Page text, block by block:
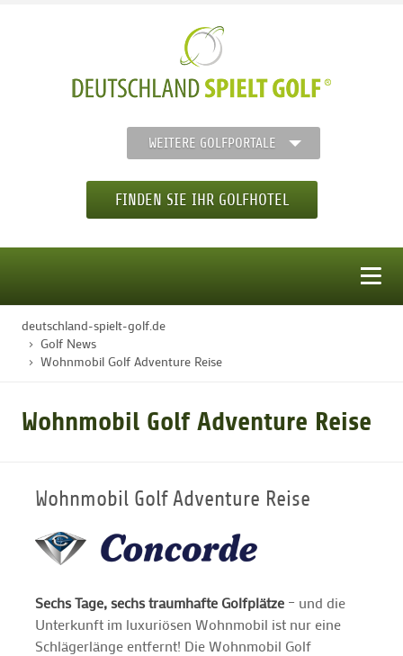
WEITERE GOLFPORTALE
FINDEN SIE IHR GOLFHOTEL
STARTSEITE
GOLF CARD
GOLF & WOMO
MALLORCA GOLFWOCHE
deutschland-spielt-golf.de
Golf News
Wohnmobil Golf Adventure Reise
Wohnmobil Golf Adventure Reise
Wohnmobil Golf Adventure Reise
Sechs Tage, sechs traumhafte Golfplätze – und die
Unterkunft im luxuriösen Wohnmobil ist nur eine
Schlägerlänge entfernt! Die Wohnmobil Golf